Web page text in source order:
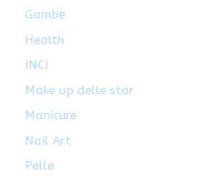
Gambe
Health
INCI
Make up delle star
Manicure
Nail Art
Pelle